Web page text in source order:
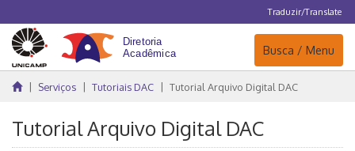
Traduzir/Translate
Navegação
Busca / Menu
Serviços Tutoriais DAC Tutorial Arquivo Digital DAC
Tutorial Arquivo Digital DAC